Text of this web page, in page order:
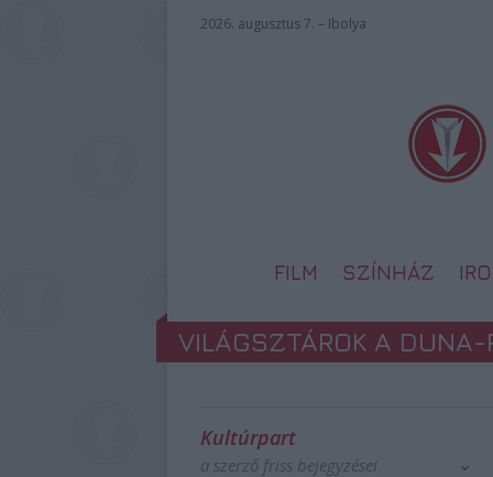
2026. augusztus 7. – Ibolya
FILM SZÍNHÁZ
VILÁGSZTÁROK A DUNA-
Kultúrpart
a szerző friss bejegyzései